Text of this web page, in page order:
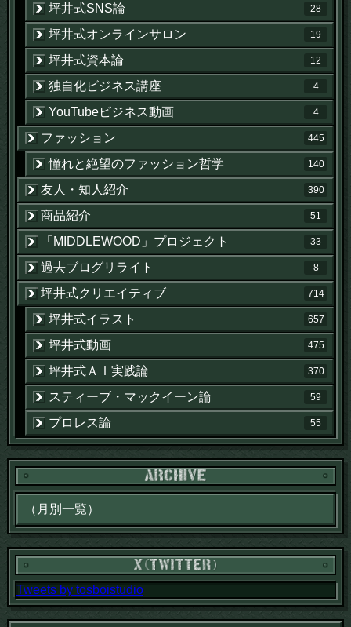
坪井式SNS論 28
坪井式オンラインサロン 19
坪井式資本論 12
独自化ビジネス講座 4
YouTubeビジネス動画 4
ファッション 445
憧れと絶望のファッション哲学 140
友人・知人紹介 390
商品紹介 51
「MIDDLEWOOD」プロジェクト 33
過去ブログリライト 8
坪井式クリエイティブ 714
坪井式イラスト 657
坪井式動画 475
坪井式ＡＩ実践論 370
スティーブ・マックイーン論 59
プロレス論 55
Tweets by tosboistudio